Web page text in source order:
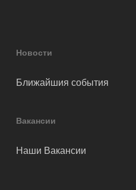
Новости
Ближайшия события
Вакансии
Наши Вакансии